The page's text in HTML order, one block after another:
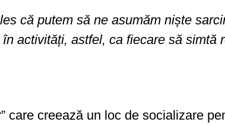
că putem să ne asumăm niște
activități, astfel, ca fiecare să simtă
care creează un loc de socializare